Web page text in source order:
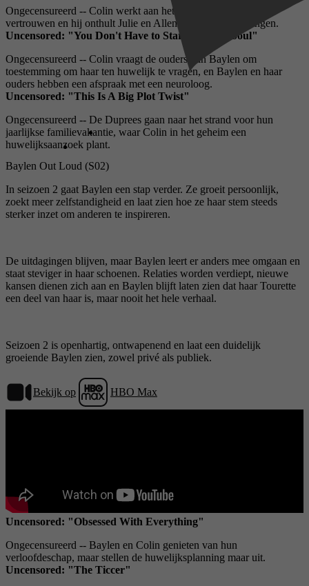
Ongecensureerd -- Colin werkt aan het herstellen van het
vertrouwen en hij onthult Julie en Allen zijn ware bedoelingen.
Uncensored: "You Don't Have to Stare Into My Soul"
Ongecensureerd -- Colin vraagt ​​de ouders van Baylen om
toestemming om haar ten huwelijk te vragen, en Baylen en haar
ouders hebben een afspraak met een neuroloog.
Uncensored: "This Is A Big Plot Twist"
Ongecensureerd -- De Duprees gaan naar het strand voor hun
jaarlijkse familievakantie, waar Colin in het geheim een ​​
huwelijksaanzoek plant.
Baylen Out Loud (S02)
In seizoen 2 gaat Baylen een stap verder. Ze groeit persoonlijk,
zoekt meer zelfstandigheid en laat zien hoe ze haar stem steeds
sterker inzet om anderen te inspireren.
De uitdagingen blijven, maar Baylen leert er anders mee omgaan en
staat steviger in haar schoenen. Relaties worden verdiept, nieuwe
kansen dienen zich aan en Baylen blijft laten zien dat haar Tourette
een deel van haar is, maar nooit het hele verhaal.
Seizoen 2 is openhartig, ontwapenend en laat een duidelijk
groeiende Baylen zien, zowel privé als publiek.
Bekijk op HBO Max
Uncensored: "Obsessed With Everything"
Ongecensureerd -- Baylen en Colin genieten van hun
verloofdeschap, maar stellen de huwelijksplanning maar uit.
Uncensored: "The Ticcer"